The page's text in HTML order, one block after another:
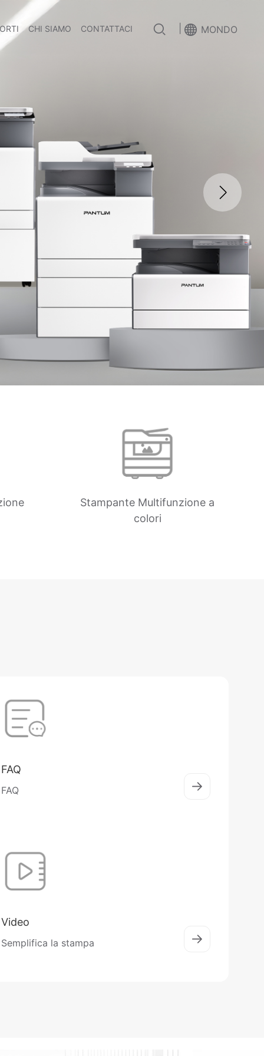
MONDO
CHI SIAMO CONTATTACI
Stampante Multifunzione a
colori
FAQ
FAQ
Video
Semplifica la stampa